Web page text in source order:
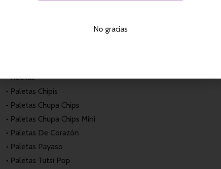
• Nucitas
• Paletas Chipis
• Paletas Chupa Chips
• Paletas Chupa Chips Mini
• Paletas De Corazón
• Paletas Payaso
• Paletas Tutsi Pop
No gracias